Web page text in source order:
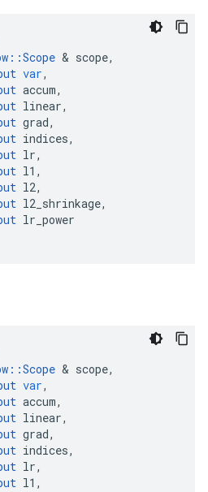
::Scope & scope,
var,
accum,
linear,
grad,
indices,
lr,
l1 ,
l2,
l2_shrinkage,
lr_power
::Scope & scope,
var,
accum,
linear,
grad,
indices,
lr,
l1 ,